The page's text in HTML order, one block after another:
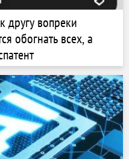
другу вопреки
обогнать всех, а